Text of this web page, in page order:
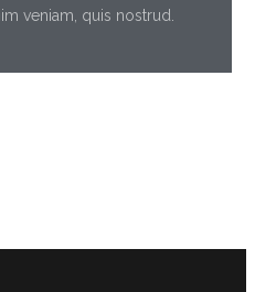
veniam, quis nostrud.